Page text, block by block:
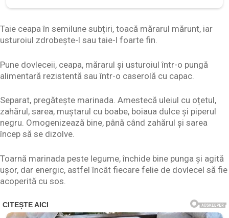
Taie ceapa în semilune subțiri, toacă mărarul mărunt, iar
usturoiul zdrobește-l sau taie-l foarte fin.
Pune dovleceii, ceapa, mărarul și usturoiul într-o pungă
alimentară rezistentă sau într-o caserolă cu capac.
Separat, pregătește marinada. Amestecă uleiul cu oțetul,
zahărul, sarea, muștarul cu boabe, boiaua dulce și piperul
negru. Omogenizează bine, până când zahărul și sarea
încep să se dizolve.
Toarnă marinada peste legume, închide bine punga și agită
ușor, dar energic, astfel încât fiecare felie de dovlecel să fie
acoperită cu sos.